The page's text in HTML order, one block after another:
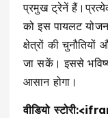
प्रमुख ट्रेनें
को इस पायलट
क्षेत्रों की
जा सकें। इससे
आसान होगा।
वीडियो